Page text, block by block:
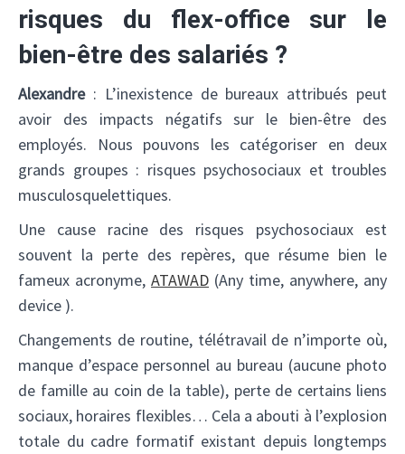
risques du flex-office sur le
bien-être des salariés ?
Alexandre: L’inexistence de bureaux attribués peut
avoir des impacts négatifs sur le bien-être des
employés. Nous pouvons les catégoriser en deux
grands groupes : risques psychosociaux et troubles
musculosquelettiques.
Une cause racine des risques psychosociaux est
souvent la perte des repères, que résume bien le
fameux acronyme, ATAWAD (Any time, anywhere, any
device ).
Changements de routine, télétravail de n’importe où,
manque d’espace personnel au bureau (aucune photo
de famille au coin de la table), perte de certains liens
sociaux, horaires flexibles… Cela a abouti à l’explosion
totale du cadre formatif existant depuis longtemps